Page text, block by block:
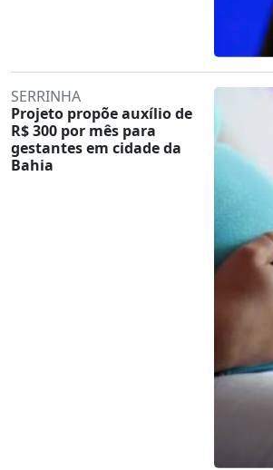
SERRINHA
Projeto propõe auxílio de
R$ 300 por mês para
gestantes em cidade da
Bahia